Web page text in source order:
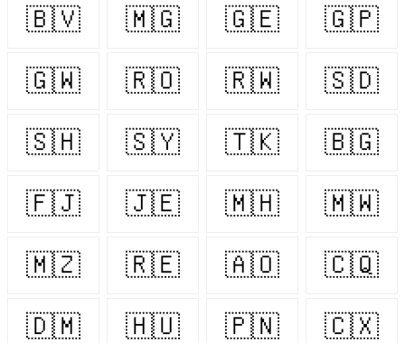
🇧🇻 🇲🇬 🇬🇪 🇬🇵
🇬🇼 🇷🇴 🇷🇼 🇸🇩
🇸🇭 🇸🇾 🇹🇰 🇧🇬
🇫🇯 🇯🇪 🇲🇭 🇲🇼
🇲🇿 🇷🇪 🇦🇴 🇨🇶
🇩🇲 🇭🇺 🇵🇳 🇨🇽